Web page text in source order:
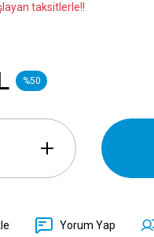
taksitlerle!!
%50
Yorum Yap